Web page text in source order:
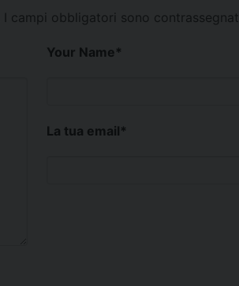
I campi obbligatori sono contrassegnati
Your Name*
La tua email*